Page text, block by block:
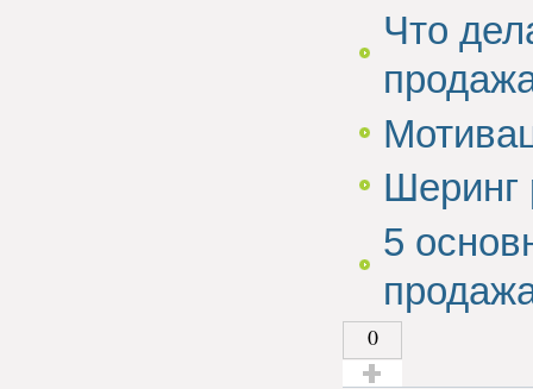
Что
Шеринг
5
0